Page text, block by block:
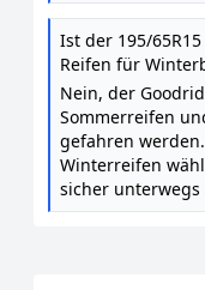
Ist der 195/
Reifen für
Nein, der
Sommerreifen
gefahren
Winterreifen
sicher unterwegs